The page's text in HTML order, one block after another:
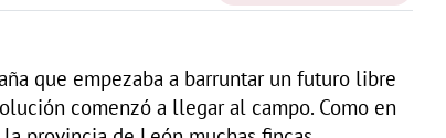
que empezaba a barruntar un futuro libre
comenzó a llegar al campo. Como en